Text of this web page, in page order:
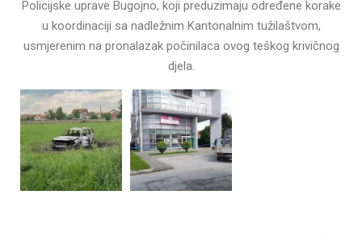
Policijske uprave Bugojno, koji preduzimaju određene korake
u koordinaciji sa nadležnim Kantonalnim tužilaštvom,
usmjerenim na pronalazak počinilaca ovog teškog krivičnog
djela.